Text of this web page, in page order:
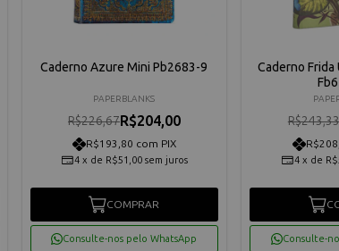
Caderno Azure Mini Pb2683-9
PAPERBLANKS
R$226,67R$204,00
R$193,80 com PIX
4 x de R$51,00 sem juros
COMPRAR
Consulte-nos pelo WhatsApp
Caderno
R$243,33
4 x de
Consulte-